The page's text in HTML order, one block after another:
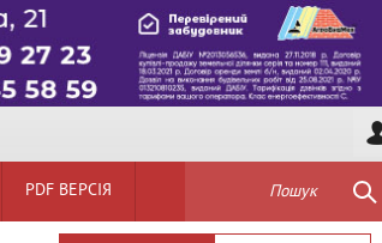
PDF ВЕРСІЯ Пошук